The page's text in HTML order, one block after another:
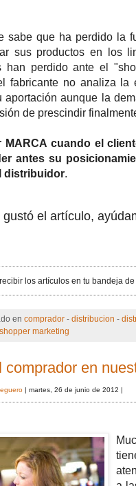
sabe que ha perdido la
sus productos en los
han perdido ante el
fabricante no analiza
aportación aunque la
de prescindir
MARCA cuando el
antes su
distribuidor.
gustó el artículo,
los artículos en tu bandeja
en comprador - distribucion -
shopper marketing
comprador en
martes, 26 de junio de 2012